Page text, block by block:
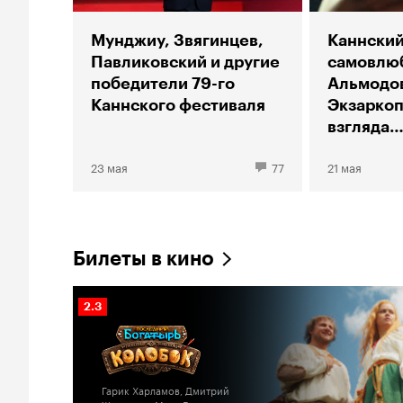
Мунджиу, Звягинцев,
Павликовский и другие
победители 79-го
Каннского фестиваля
23 мая 77
взгляда
Францию
21 мая
Билеты в кино
Рейтинг
Кинопоиска
2.3
Гарик Харламов, Дмитрий